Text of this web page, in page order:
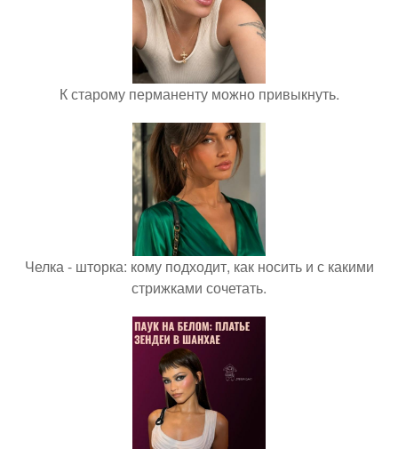
К старому перманенту можно привыкнуть.
Челка - шторка: кому подходит, как носить и с какими
стрижками сочетать.